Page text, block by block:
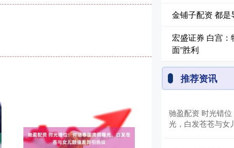
金铺子配资 都是
宏盛证券 白宫：
面”胜利
推荐资讯
驰盈配资 时光错
光，白发苍苍与女